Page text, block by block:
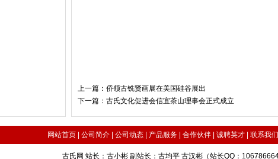
上一篇： 侨领古铣贤画展在美国硅谷展出
下一篇： 古氏文化促进会信宜茶山理事会正式成立
网站首页| 公司简介| 公司动态| 产品服务| 合作伙伴| 诚聘英才| 联系我们
古氏网 站长：古小彬 副站长：古均平 古汉彬（站长QQ：